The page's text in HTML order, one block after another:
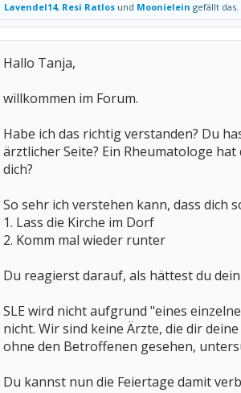
Lavendel14, Resi Ratlos und Moonielein gefällt das.
Hallo Tanja,
willkommen im Forum.
Habe ich das richtig verstanden? Du
ärztlicher Seite? Ein Rheumatologe
dich?
So sehr ich verstehen kann, dass dich
1. Lass die Kirche im Dorf
2. Komm mal wieder runter
Du reagierst darauf, als hättest du
SLE wird nicht aufgrund "eines
nicht. Wir sind keine Ärzte, die dir
ohne den Betroffenen gesehen,
Du kannst nun die Feiertage damit